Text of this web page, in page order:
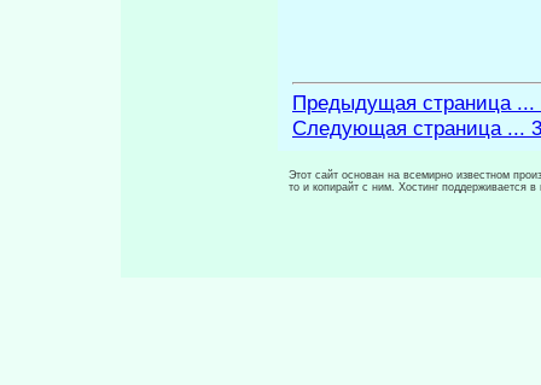
Предыдущая страница ...
Следующая страница ...
Этот сайт основан на всемирно известном
то и копирайт с ним. Хостинг поддерживается